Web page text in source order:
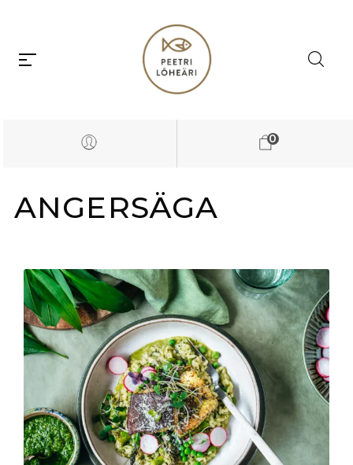
0
ANGERSÄGA